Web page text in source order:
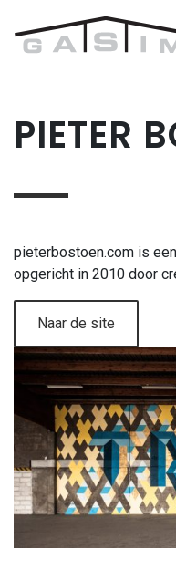
Main
PIETER
pieterbostoen.com is
opgericht in 2010 door
Naar de site